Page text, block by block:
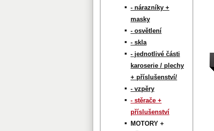
- nárazníky +
masky
- osvětlení
- skla
- jednotlivé části
karoserie / plechy
+ příslušenství/
- vzpěry
- stěrače +
příslušenství
MOTORY +